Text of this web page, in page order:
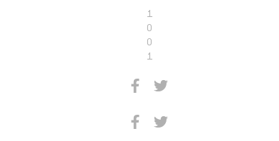
1
0
0
1